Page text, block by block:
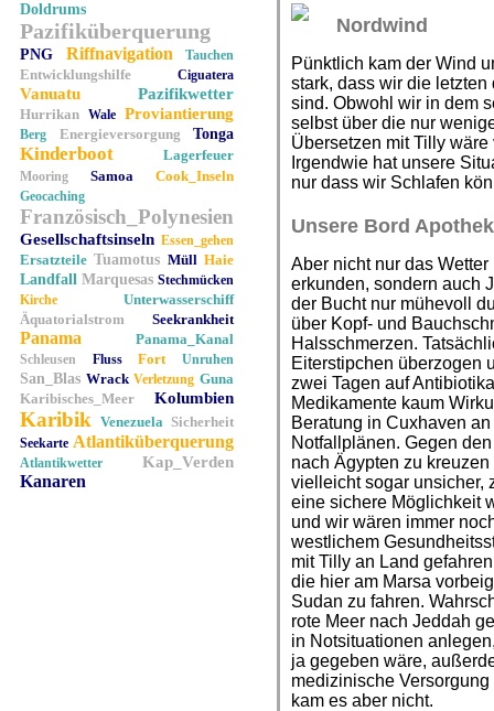
Doldrums
Pazifiküberquerung
PNG Riffnavigation Tauchen
Entwicklungshilfe Ciguatera
Vanuatu Pazifikwetter
Hurrikan Wale Proviantierung
Berg Energieversorgung Tonga
Kinderboot Lagerfeuer
Mooring Samoa Cook_Inseln
Geocaching
Französisch_Polynesien
Gesellschaftsinseln Essen_gehen
Ersatzteile Tuamotus Müll Haie
Landfall Marquesas Stechmücken
Kirche
Unterwasserschiff
Äquatorialstrom
Seekrankheit
Panama Panama_Kanal
Schleusen Fluss Fort Unruhen
San_Blas Wrack Verletzung Guna
Karibisches_Meer
Kolumbien
Karibik Venezuela Sicherheit
Seekarte Atlantiküberquerung
Atlantikwetter Kap_Verden
Kanaren
Nordwind
Pünktlich kam der Wind
stark, dass wir die
sind. Obwohl wir in dem
selbst über die nur
Übersetzen mit Tilly
Irgendwie hat unsere
nur dass wir Schlafen
Unsere Bord
Aber nicht nur das
erkunden, sondern auch
der Bucht nur mühevoll
über Kopf- und
Halsschmerzen.
Eiterstipchen überzogen
zwei Tagen auf
Medikamente kaum
Beratung in Cuxhaven
Notfallplänen. Gegen
nach Ägypten zu
vielleicht sogar unsicher,
eine sichere Möglichkeit
und wir wären immer
westlichem
mit Tilly an Land
die hier am Marsa
Sudan zu fahren.
rote Meer nach Jeddah
in Notsituationen
ja gegeben wäre,
medizinische
kam es aber nicht.